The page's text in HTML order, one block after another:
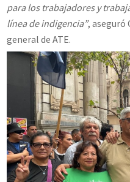
para los trabajadores y
línea de indigencia”, aseguró
general de ATE.